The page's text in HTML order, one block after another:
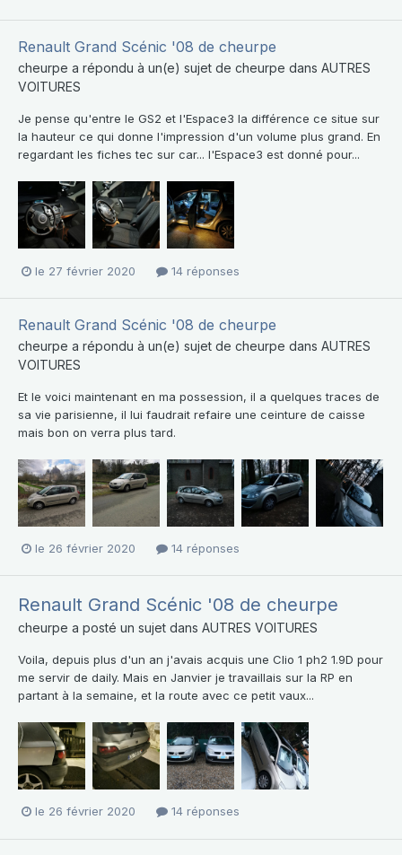
Renault Grand Scénic '08 de cheurpe
cheurpe a répondu à un(e) sujet de cheurpe dans AUTRES
VOITURES
Je pense qu'entre le GS2 et l'Espace3 la différence ce situe sur
la hauteur ce qui donne l'impression d'un volume plus grand. En
regardant les fiches tec sur car... l'Espace3 est donné pour...
le 27 février 2020 14 réponses
Renault Grand Scénic '08 de cheurpe
cheurpe a répondu à un(e) sujet de cheurpe dans AUTRES
VOITURES
Et le voici maintenant en ma possession, il a quelques traces de
sa vie parisienne, il lui faudrait refaire une ceinture de caisse
mais bon on verra plus tard.
le 26 février 2020 14 réponses
Renault Grand Scénic '08 de cheurpe
cheurpe a posté un sujet dans AUTRES VOITURES
Voila, depuis plus d'un an j'avais acquis une Clio 1 ph2 1.9D pour
me servir de daily. Mais en Janvier je travaillais sur la RP en
partant à la semaine, et la route avec ce petit vaux...
le 26 février 2020 14 réponses